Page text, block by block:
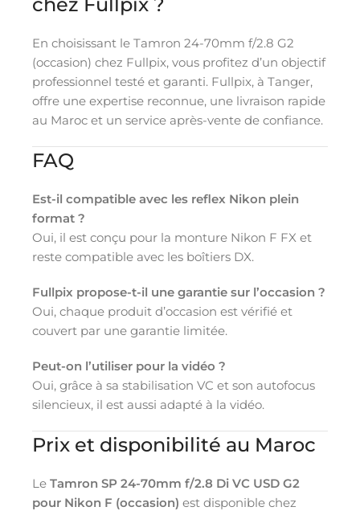
En choisissant le Tamron 24-70mm f/2.8 G2
(occasion) chez Fullpix, vous profitez d’un objectif
professionnel testé et garanti. Fullpix, à Tanger,
offre une expertise reconnue, une livraison rapide
au Maroc et un service après-vente de confiance.
FAQ
Est-il compatible avec les reflex Nikon plein
format ?
Oui, il est conçu pour la monture Nikon F FX et
reste compatible avec les boîtiers DX.
Fullpix propose-t-il une garantie sur l’occasion ?
Oui, chaque produit d’occasion est vérifié et
couvert par une garantie limitée.
Peut-on l’utiliser pour la vidéo ?
Oui, grâce à sa stabilisation VC et son autofocus
silencieux, il est aussi adapté à la vidéo.
Prix et disponibilité au Maroc
Le Tamron SP 24-70mm f/2.8 Di VC USD G2
pour Nikon F (occasion) est disponible chez